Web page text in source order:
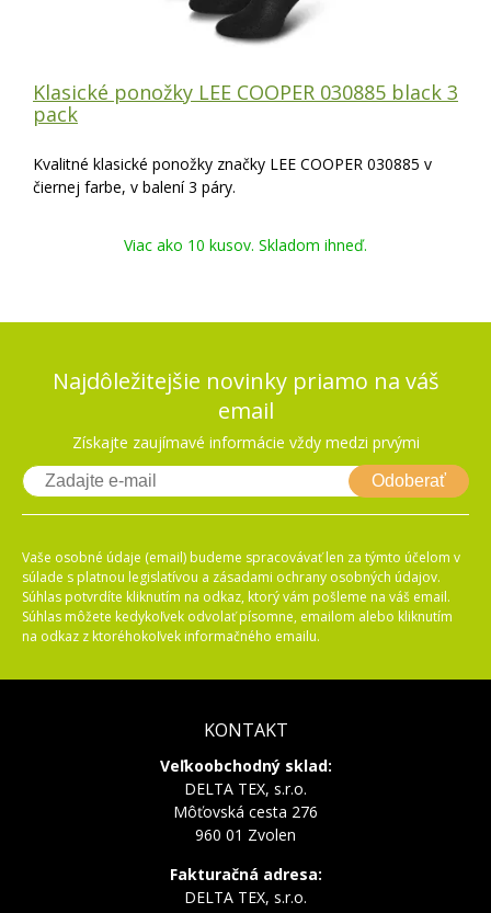
Klasické ponožky LEE COOPER 030885 black 3
pack
Kvalitné klasické ponožky značky LEE COOPER 030885 v
čiernej farbe, v balení 3 páry.
Viac ako 10 kusov. Skladom ihneď.
Najdôležitejšie novinky priamo na váš
email
Získajte zaujímavé informácie vždy medzi prvými
Odoberať
Vaše osobné údaje (email) budeme spracovávať len za týmto účelom v
súlade s platnou legislatívou a zásadami ochrany osobných údajov.
Súhlas potvrdíte kliknutím na odkaz, ktorý vám pošleme na váš email.
Súhlas môžete kedykoľvek odvolať písomne, emailom alebo kliknutím
na odkaz z ktoréhokoľvek informačného emailu.
KONTAKT
Veľkoobchodný sklad:
DELTA TEX, s.r.o.
Môťovská cesta 276
960 01 Zvolen
Fakturačná adresa:
DELTA TEX, s.r.o.